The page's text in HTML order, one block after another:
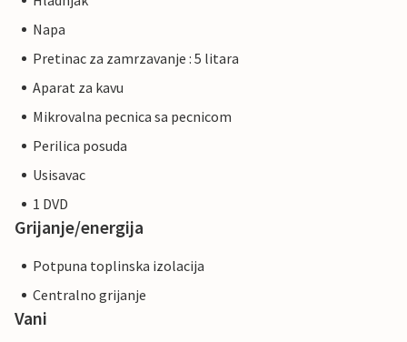
Napa
Pretinac za zamrzavanje : 5 litara
Aparat za kavu
Mikrovalna pecnica sa pecnicom
Perilica posuda
Usisavac
1 DVD
Grijanje/energija
Potpuna toplinska izolacija
Centralno grijanje
Vani